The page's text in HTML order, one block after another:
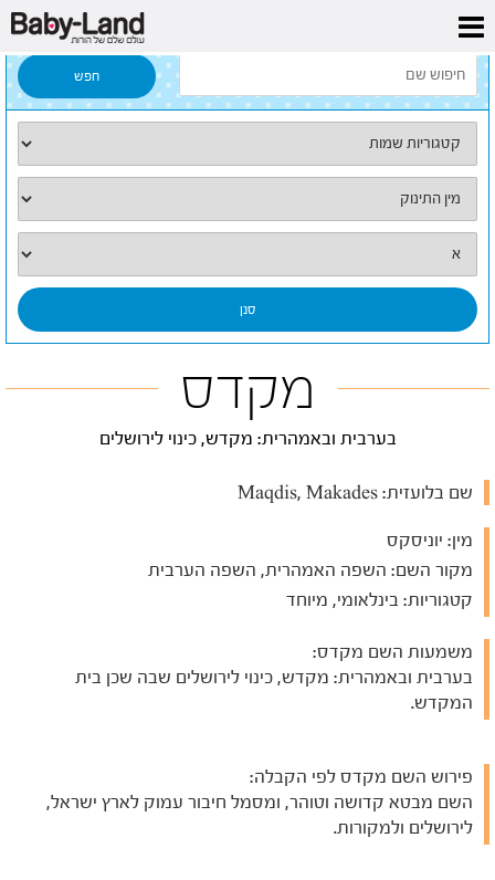
דף הבית
מקדס
בערבית ובאמהרית: מקדש, כינוי לירושלים
שם בלועזית:
מין: יוניסקס
מקור השם: השפה האמהרית, השפה הערבית
קטגוריות: בינלאומי, מיוחד
משמעות השם מקדס:
בערבית ובאמהרית: מקדש, כינוי לירושלים שבה שכן בית
המקדש.
פירוש השם מקדס לפי הקבלה:
השם מבטא קדושה וטוהר, ומסמל חיבור עמוק לארץ ישראל,
לירושלים ולמקורות.